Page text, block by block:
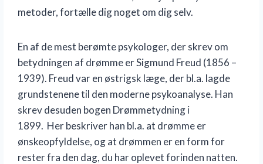
metoder, fortælle dig noget om dig selv.
En af de mest berømte psykologer, der skrev om
betydningen af drømme er Sigmund Freud (1856 –
1939). Freud var en østrigsk læge, der bl.a. lagde
grundstenene til den moderne psykoanalyse. Han
skrev desuden bogen Drømmetydning i
1899. Her beskriver han bl.a. at drømme er
ønskeopfyldelse, og at drømmen er en form for
rester fra den dag, du har oplevet forinden natten.